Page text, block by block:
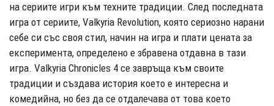
на сериите игри към техните традиции. След последната
игра от сериите, Valkyria Revolution, която сериозно нарани
себе си със своя стил, начин на игра и плати цената за
експеримента, определено е збравена отдавна в тази
игра. Valkyria Chronicles 4 се завръща към своите
традиции и създава история което е интересна и
комедийна, но без да се отдалечава от това което